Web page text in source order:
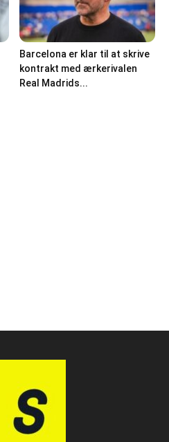
Barcelona er klar til at skrive
kontrakt med ærkerivalen
Real Madrids...